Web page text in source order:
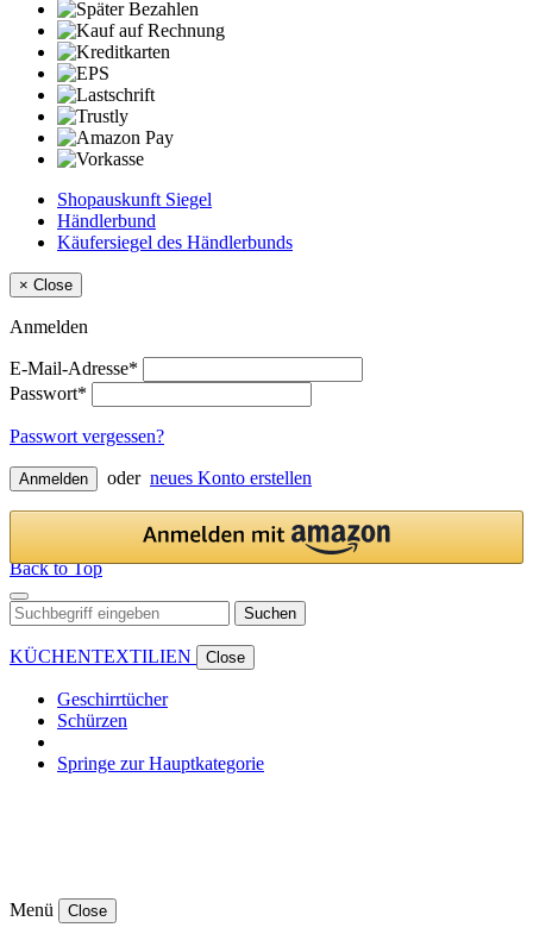
Shopauskunft Siegel
Händlerbund
Käufersiegel des Händlerbunds
× Close
Anmelden
E-Mail-Adresse*
Passwort*
Passwort vergessen?
Anmelden oder neues Konto erstellen
Back to Top
Suchen
KÜCHENTEXTILIEN Close
Geschirrtücher
Schürzen
Springe zur Hauptkategorie
Menü Close